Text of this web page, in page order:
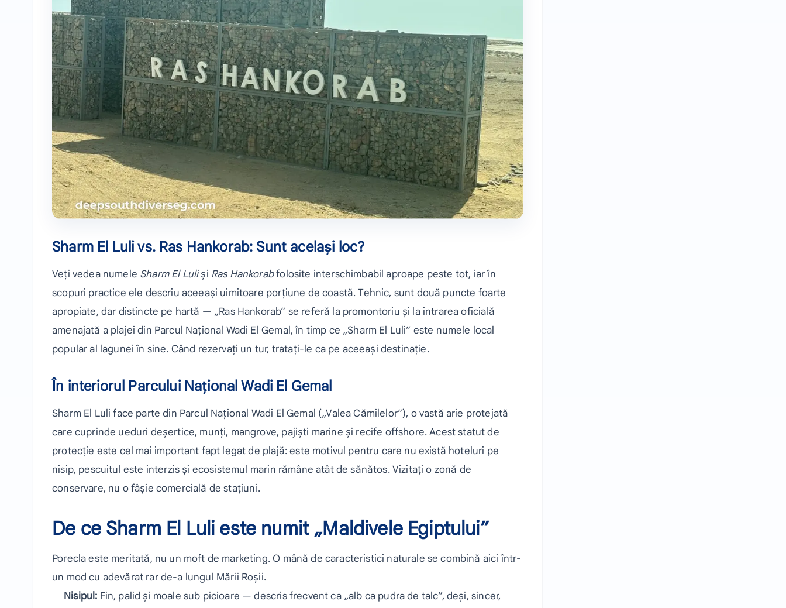
Sharm El Luli vs. Ras Hankorab: Sunt același loc?
Veți vedea numele Sharm El Luliși Ras Hankorabfolosite interschimbabil aproape peste tot, iar în
scopuri practice ele descriu aceeași uimitoare porțiune de coastă. Tehnic, sunt două puncte foarte
apropiate, dar distincte pe hartă — „Ras Hankorab” se referă la promontoriu și la intrarea oficială
amenajată a plajei din Parcul Național Wadi El Gemal, în timp ce „Sharm El Luli” este numele local
popular al lagunei în sine. Când rezervați un tur, tratați-le ca pe aceeași destinație.
În interiorul Parcului Național Wadi El Gemal
Sharm El Luli face parte din Parcul Național Wadi El Gemal („Valea Cămilelor”), o vastă arie protejată
care cuprinde ueduri deșertice, munți, mangrove, pajiști marine și recife offshore. Acest statut de
protecție este cel mai important fapt legat de plajă: este motivul pentru care nu există hoteluri pe
nisip, pescuitul este interzis și ecosistemul marin rămâne atât de sănătos. Vizitați o zonă de
conservare, nu o fâșie comercială de stațiuni.
De ce Sharm El Luli este numit „Maldivele Egiptului”
Porecla este meritată, nu un moft de marketing. O mână de caracteristici naturale se combină aici într-
un mod cu adevărat rar de-a lungul Mării Roșii.
Nisipul: Fin, palid și moale sub picioare — descris frecvent ca „alb ca pudra de talc”, deși, sincer,